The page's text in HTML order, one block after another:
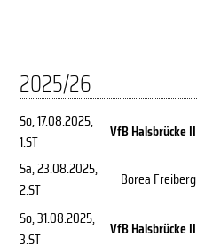
2025/26
So, 17.08.2025,
1.ST
VfB Halsbrücke II
Sa, 23.08.2025,
2.ST
Borea Freiberg
So, 31.08.2025,
3.ST
VfB Halsbrücke II